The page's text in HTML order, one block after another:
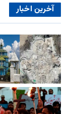
آخرین اخبار